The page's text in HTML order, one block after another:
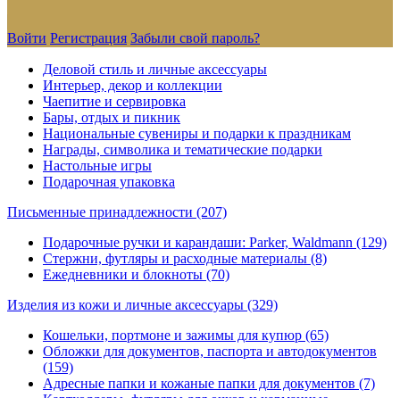
Войти Регистрация Забыли свой пароль?
Деловой стиль и личные аксессуары
Интерьер, декор и коллекции
Чаепитие и сервировка
Бары, отдых и пикник
Национальные сувениры и подарки к праздникам
Награды, символика и тематические подарки
Настольные игры
Подарочная упаковка
Письменные принадлежности (207)
Подарочные ручки и карандаши: Parker, Waldmann (129)
Стержни, футляры и расходные материалы (8)
Ежедневники и блокноты (70)
Изделия из кожи и личные аксессуары (329)
Кошельки, портмоне и зажимы для купюр (65)
Обложки для документов, паспорта и автодокументов
(159)
Адресные папки и кожаные папки для документов (7)